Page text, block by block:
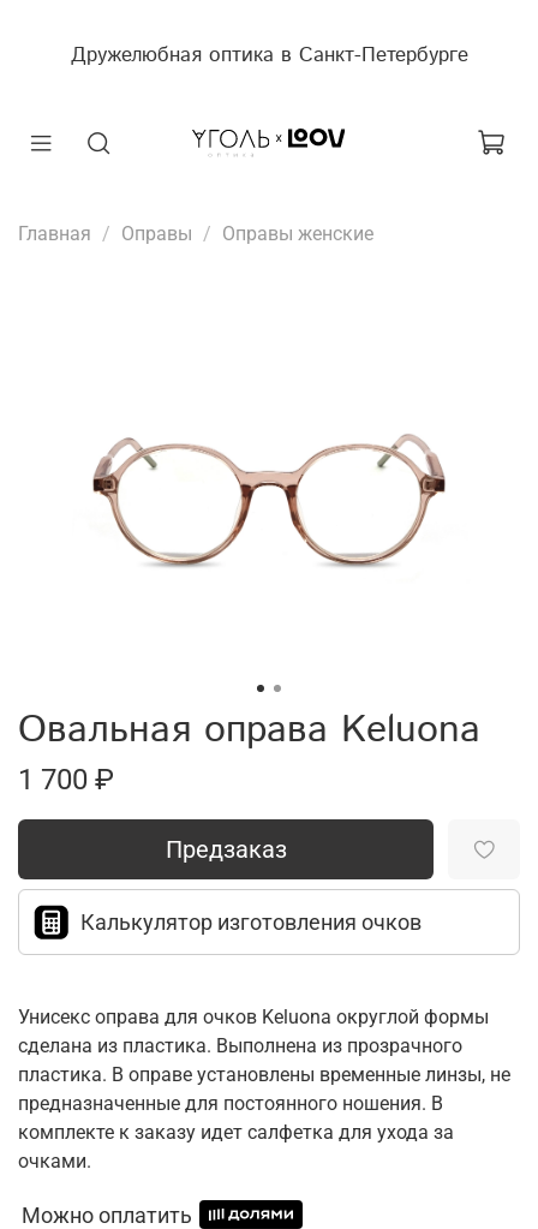
Дружелюбная оптика в Санкт-Петербурге
Главная Оправы Оправы женские
Овальная оправа Keluona
1 700 ₽
Предзаказ
Калькулятор изготовления очков
Унисекс оправа для очков Keluona округлой формы
сделана из пластика. Выполнена из прозрачного
пластика. В оправе установлены временные линзы, не
предназначенные для постоянного ношения. В
комплекте к заказу идет салфетка для ухода за
очками.
Можно оплатить